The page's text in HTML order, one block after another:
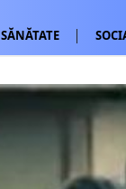
SĂNĂTATE